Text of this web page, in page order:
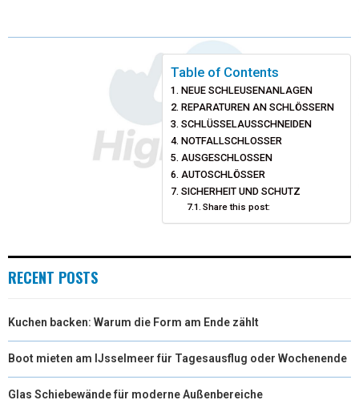
W E
O
K
T
E
R
E
S
T
K
D
I
N
I
Table of Contents
NEUE SCHLEUSENANLAGEN
REPARATUREN AN SCHLÖSSERN
SCHLÜSSELAUSSCHNEIDEN
NOTFALLSCHLOSSER
AUSGESCHLOSSEN
AUTOSCHLÖSSER
SICHERHEIT UND SCHUTZ
Share this post:
RECENT POSTS
Kuchen backen: Warum die Form am Ende zählt
Boot mieten am IJsselmeer für Tagesausflug oder Wochenende
Glas Schiebewände für moderne Außenbereiche